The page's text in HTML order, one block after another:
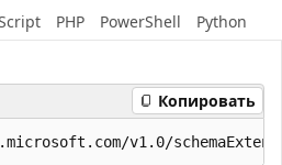
PHP PowerShell Python
Копировать